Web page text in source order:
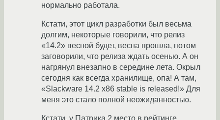
нормально работала.
Кстати, этот цикл разработки был весьма
долгим, некоторые говорили, что релиз
«14.2» весной будет, весна прошла, потом
заговорили, что релиза ждать осенью. А он
нагрянул внезапно в середине лета. Окрыл
сегодня как всегда хранилище, опа! А там,
«Slackware 14.2 x86 stable is released!» Для
меня это стало полной неожиданностью.
Кстати, у Патрика 2 место в рейтинге